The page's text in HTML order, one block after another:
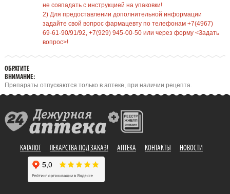
не совпадать с инструкцией на упаковки!
2) Для предоставлении дополнительной информации
задайте свой вопрос фармацевту по телефонам +7(4967)
69-61-90/91/92, +7(929) 945-00-50 или через форму <Задать
вопрос>!
ОБРАТИТЕ
ВНИМАНИЕ:
Препараты отпускаются только в аптеке, при наличии рецепта.
КАТАЛОГ ЛЕКАРСТВА ПОД ЗАКАЗ! АПТЕКА КОНТАКТЫ НОВОСТИ